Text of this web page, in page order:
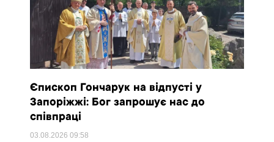
Єпископ Гончарук на відпусті у
Запоріжжі: Бог запрошує нас до
співпраці
03.08.202609:58